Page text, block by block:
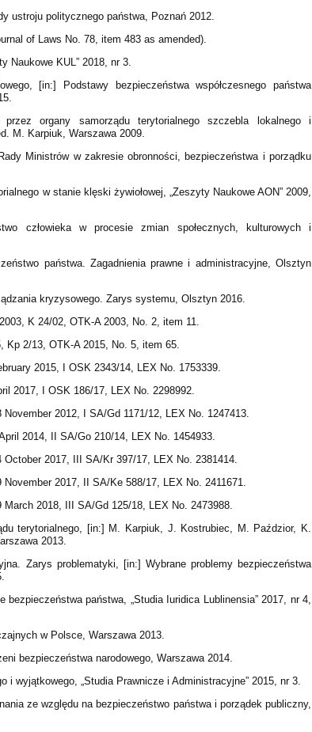
ustroju politycznego państwa, Poznań 2012.
of Laws No. 78, item 483 as amended).
Naukowe KUL” 2018, nr 3.
[in:] Podstawy bezpieczeństwa współczesnego państwa
organy samorządu terytorialnego szczebla lokalnego i
M. Karpiuk, Warszawa 2009.
Ministrów w zakresie obronności, bezpieczeństwa i porządku
w stanie klęski żywiołowej, „Zeszyty Naukowe AON” 2009,
człowieka w procesie zmian społecznych, kulturowych i
państwa. Zagadnienia prawne i administracyjne, Olsztyn
kryzysowego. Zarys systemu, Olsztyn 2016.
K 24/02, OTK-A 2003, No. 2, item 11.
2/13, OTK-A 2015, No. 5, item 65.
2015, I OSK 2343/14, LEX No. 1753339.
2017, I OSK 186/17, LEX No. 2298992.
2012, I SA/Gd 1171/12, LEX No. 1247413.
2014, II SA/Go 210/14, LEX No. 1454933.
2017, III SA/Kr 397/17, LEX No. 2381414.
2017, II SA/Ke 588/17, LEX No. 2411671.
2018, III SA/Gd 125/18, LEX No. 2473988.
terytorialnego, [in:] M. Karpiuk, J. Kostrubiec, M. Paździor, K.
2013.
Zarys problematyki, [in:] Wybrane problemy bezpieczeństwa
państwa, „Studia Iuridica Lublinensia” 2017, nr 4,
w Polsce, Warszawa 2013.
bezpieczeństwa narodowego, Warszawa 2014.
i wyjątkowego, „Studia Prawnicze i Administracyjne” 2015, nr 3.
ze względu na bezpieczeństwo państwa i porządek publiczny,